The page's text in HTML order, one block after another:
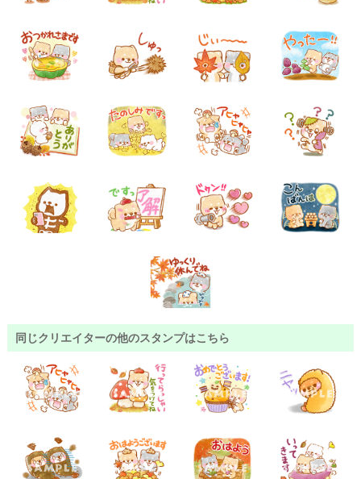
同じクリエイターの他のスタンプはこちら